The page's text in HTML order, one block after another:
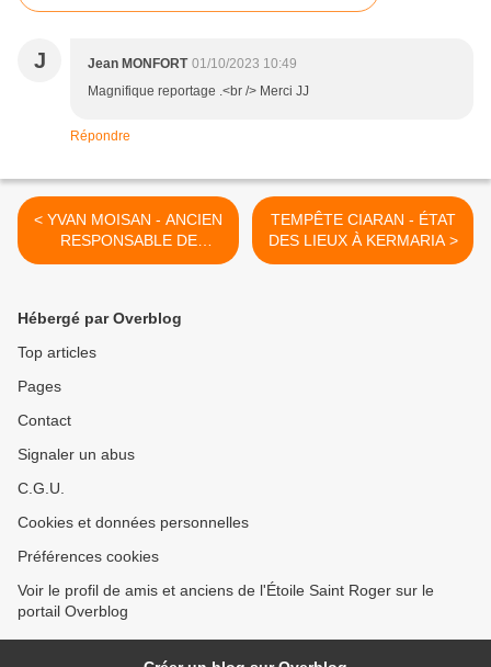
J Jean MONFORT 01/10/2023 10:49
Magnifique reportage .<br /> Merci JJ
Répondre
< YVAN MOISAN - ANCIEN
RESPONSABLE DE
L'ÉCOLE DE FOOTBALL
TEMPÊTE CIARAN - ÉTAT
DES LIEUX À KERMARIA >
Hébergé par Overblog
Top articles
Pages
Contact
Signaler un abus
C.G.U.
Cookies et données personnelles
Préférences cookies
Voir le profil de amis et anciens de l'Étoile Saint Roger sur le
portail Overblog